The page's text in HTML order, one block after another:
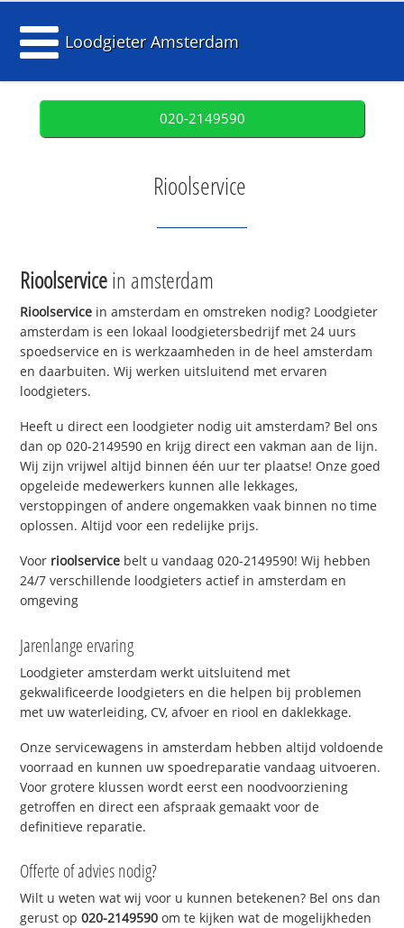
Loodgieter Amsterdam
020-2149590
Rioolservice
Rioolservicein amsterdam
Rioolservice in amsterdam en omstreken nodig? Loodgieter
amsterdam is een lokaal loodgietersbedrijf met 24 uurs
spoedservice en is werkzaamheden in de heel amsterdam
en daarbuiten. Wij werken uitsluitend met ervaren
loodgieters.
Heeft u direct een loodgieter nodig uit amsterdam? Bel ons
dan op 020-2149590 en krijg direct een vakman aan de lijn.
Wij zijn vrijwel altijd binnen één uur ter plaatse! Onze goed
opgeleide medewerkers kunnen alle lekkages,
verstoppingen of andere ongemakken vaak binnen no time
oplossen. Altijd voor een redelijke prijs.
Voor rioolservice belt u vandaag 020-2149590! Wij hebben
24/7 verschillende loodgieters actief in amsterdam en
omgeving
Jarenlange ervaring
Loodgieter amsterdam werkt uitsluitend met
gekwalificeerde loodgieters en die helpen bij problemen
met uw waterleiding, CV, afvoer en riool en daklekkage.
Onze servicewagens in amsterdam hebben altijd voldoende
voorraad en kunnen uw spoedreparatie vandaag uitvoeren.
Voor grotere klussen wordt eerst een noodvoorziening
getroffen en direct een afspraak gemaakt voor de
definitieve reparatie.
Offerte of advies nodig?
Wilt u weten wat wij voor u kunnen betekenen? Bel ons dan
gerust op020-2149590 om te kijken wat de mogelijkheden